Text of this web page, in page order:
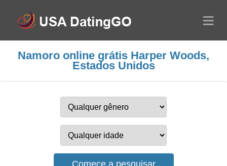
Namoro online grátis Harper Woods,
Estados Unidos